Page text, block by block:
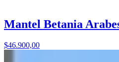
Mantel Betania
$46.900,00